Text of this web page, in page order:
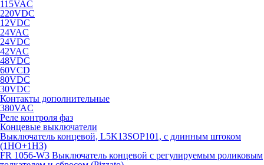
115VAC
220VDC
12VDC
24VAC
24VDC
42VAC
48VDC
60VCD
80VDC
30VDC
Контакты дополнительные
380VAC
Реле контроля фаз
Концевые выключатели
Выключатель концевой, L5K13SOP101, с длинным штоком
(1НО+1НЗ)
FR 1056-W3 Выключатель концевой с регулируемым роликовым